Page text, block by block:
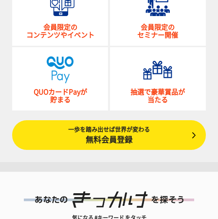
会員限定の
コンテンツやイベント
会員限定の
セミナー開催
QUOカードPayが
貯まる
抽選で豪華賞品が
当たる
一歩を踏み出せば世界が変わる
無料会員登録